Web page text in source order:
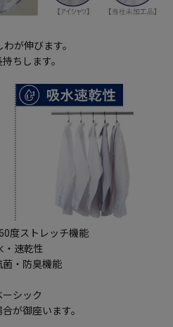
が伸びます。
ちします。
度ストレッチ機能
・速乾性
菌・防臭機能
シック
が御座います。